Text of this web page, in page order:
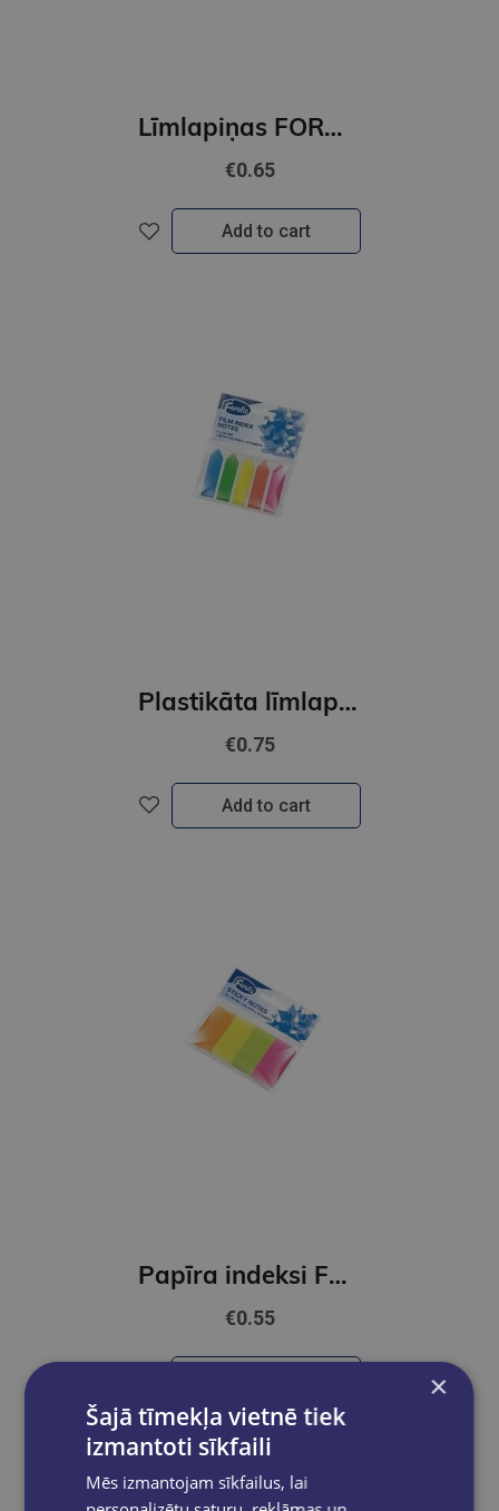
Līmlapiņas FOROFIS 76X76 80lp./neona,oranža
€0.65
Add to cart
Plastikāta līmlapiņas-indeksi FOROFIS 5neona krāsas x20lp. 44*12mm
€0.75
Add to cart
Papīra indeksi FOROFIS 4 neona krāsas x 40lpp. 20*50mm
€0.55
×
Šajā tīmekļa vietnē tiek
izmantoti sīkfaili
Mēs izmantojam sīkfailus, lai